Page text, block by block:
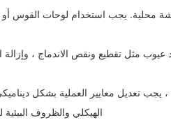
محلية. يجب استخدام لوحات القوس أو
مثل تقطيع ونقص الاندماج ، وإزالة
، يجب تعديل معايير العملية بشكل
الهيكلي والظروف